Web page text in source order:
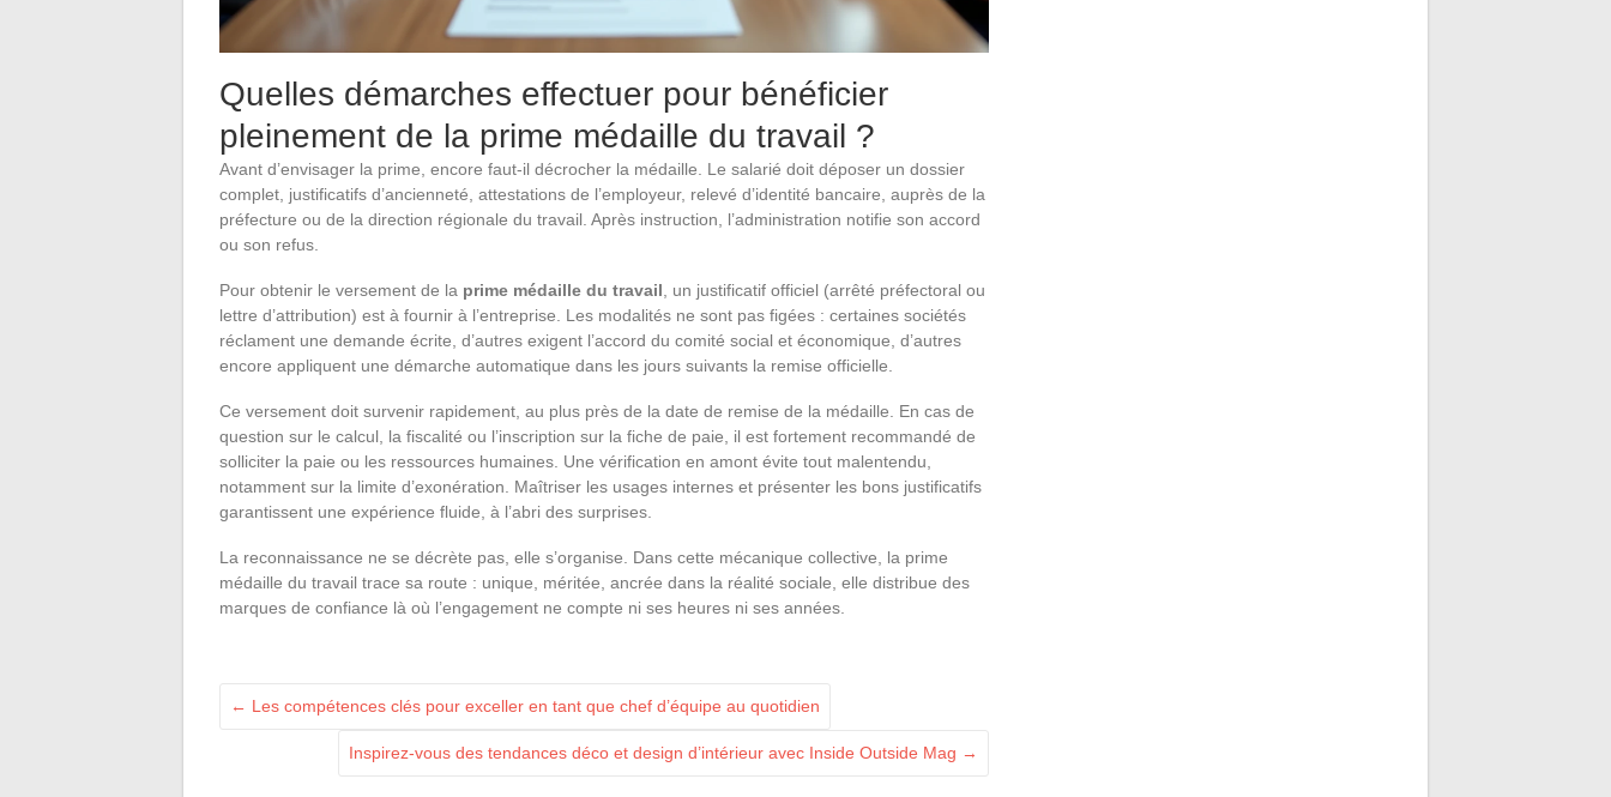
Quelles démarches effectuer pour bénéficier
pleinement de la prime médaille du travail ?
Avant d’envisager la prime, encore faut-il décrocher la médaille. Le salarié doit déposer un dossier
complet, justificatifs d’ancienneté, attestations de l’employeur, relevé d’identité bancaire, auprès de la
préfecture ou de la direction régionale du travail. Après instruction, l’administration notifie son accord
ou son refus.
Pour obtenir le versement de la prime médaille du travail , un justificatif officiel (arrêté préfectoral ou
lettre d’attribution) est à fournir à l’entreprise. Les modalités ne sont pas figées : certaines sociétés
réclament une demande écrite, d’autres exigent l’accord du comité social et économique, d’autres
encore appliquent une démarche automatique dans les jours suivants la remise officielle.
Ce versement doit survenir rapidement, au plus près de la date de remise de la médaille. En cas de
question sur le calcul, la fiscalité ou l’inscription sur la fiche de paie, il est fortement recommandé de
solliciter la paie ou les ressources humaines. Une vérification en amont évite tout malentendu,
notamment sur la limite d’exonération. Maîtriser les usages internes et présenter les bons justificatifs
garantissent une expérience fluide, à l’abri des surprises.
La reconnaissance ne se décrète pas, elle s’organise. Dans cette mécanique collective, la prime
médaille du travail trace sa route : unique, méritée, ancrée dans la réalité sociale, elle distribue des
marques de confiance là où l’engagement ne compte ni ses heures ni ses années.
← Les compétences clés pour exceller en tant que chef d’équipe au quotidien
Inspirez-vous des tendances déco et design d’intérieur avec Inside Outside Mag →